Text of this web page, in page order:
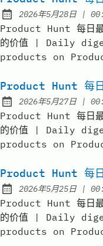
Published:
2026年5月28日|
Product Hunt 每日最
的价值 | Daily
products on
Product Hunt 每
Published:
2026年5月27日|
Product Hunt 每日最
的价值 | Daily
products on
Product Hunt 每
Published:
2026年5月25日|
Product Hunt 每日最
的价值 | Daily
products on